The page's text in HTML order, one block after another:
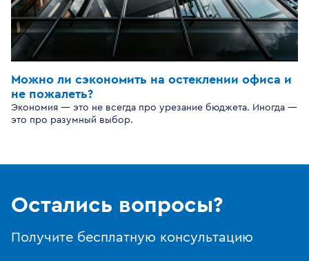
Можно ли сэкономить на остеклении офиса и
не пожалеть?
Экономия — это не всегда про урезание бюджета. Иногда —
это про разумный выбор.
Остались вопросы?
Получите бесплатную консультацию